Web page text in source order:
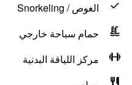
الغوص / Snorkeling
حمام سباحة خارجي
مركز اللياقة البدنية